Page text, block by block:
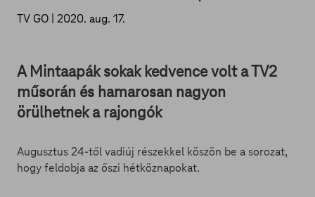
TV GO | 2020. aug. 17.
A Mintaapák sokak kedvence volt a TV2
műsorán és hamarosan nagyon
örülhetnek a rajongók
Augusztus 24-től vadiúj részekkel köszön be a sorozat,
hogy feldobja az őszi hétköznapokat.